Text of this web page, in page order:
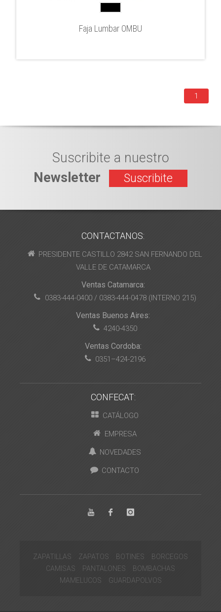
Faja Lumbar OMBU
1
Suscribite a nuestro
Newsletter
Suscribite
CONTACTANOS:
PRESIDENTE CASTILLO 2842 SAN FERNANDO DEL
VALLE DE CATAMARCA
Ventas Catamarca:
0383-444-0400 / 0383-444-0478 (INTERNO 215)
Ventas Buenos Aires:
4240-4350
Ventas Cordoba:
0351–424-2196
CONFECAT:
CATÁLOGO
EMPRESA
NOVEDADES
CONTACTO
ZAPATILLAS ZAPATOS BOTINES
BORCEGOS
CAMISAS
PANTALONES
BOMBACHAS
MAMELUCOS
GUARDAPOLVOS